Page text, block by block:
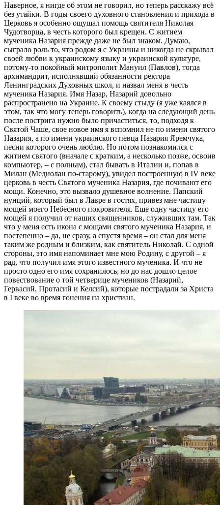
Наверное, я нигде об этом не говорил, но теперь расскажу всё
без утайки. В годы своего духовного становления и прихода в
Церковь я особенно ощущал помощь святителя Николая
Чудотворца, в честь которого был крещен. С житием
мученика Назария прежде даже не был знаком. Думаю,
сыграло роль то, что родом я с Украины и никогда не скрывал
своей любви к украинскому языку и украинской культуре,
потому-то покойный митрополит Мануил (Павлов), тогда
архимандрит, исполнявший обязанности ректора
Ленинградских Духовных школ, и назвал меня в честь
мученика Назария. Имя Назар, Назарий довольно
распространено на Украине. К своему стыду (я уже каялся в
этом, так что могу теперь говорить), когда на следующий день
после пострига нужно было причаститься, то, подходя к
Святой Чаше, свое новое имя я вспомнил не по имени святого
Назария, а по имени украинского певца Назария Яремчука,
песни которого очень люблю. Но потом познакомился с
житием святого (вначале с кратким, а несколько позже, освоив
компьютер, – с полным), стал бывать в Италии и, попав в
Милан (Медиолан по-старому), увидел построенную в IV веке
церковь в честь Святого мученика Назария, где почивают его
мощи. Конечно, это вызвало душевное волнение. Папский
нунций, который был в Лавре в гостях, привез мне частицу
мощей моего Небесного покровителя. Еще одну частицу его
мощей я получил от наших священников, служивших там. Так
что у меня есть икона с мощами святого мученика Назария, и
постепенно – да, не сразу, а спустя время – он стал для меня
таким же родным и близким, как святитель Николай. С одной
стороны, это имя напоминает мне мою Родину, с другой – я
рад, что получил имя этого известного мученика. И что не
просто одно его имя сохранилось, но до нас дошло целое
повествование о той четверице мучеников (Назарий,
Гервасий, Протасий и Келсий), которые пострадали за Христа
в I веке во время гонения на христиан.